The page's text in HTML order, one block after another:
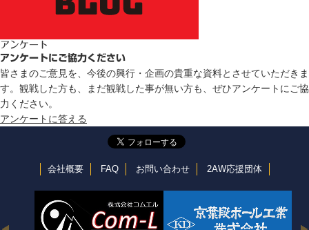
アンケート
アンケートにご協力ください
皆さまのご意見を、今後の興行・企画の貴重な資料とさせていただきま
す。観戦した方も、まだ観戦した事が無い方も、ぜひアンケートにご協
力ください。
アンケートに答える
会社概要 FAQ お問い合わせ 2AW応援団体